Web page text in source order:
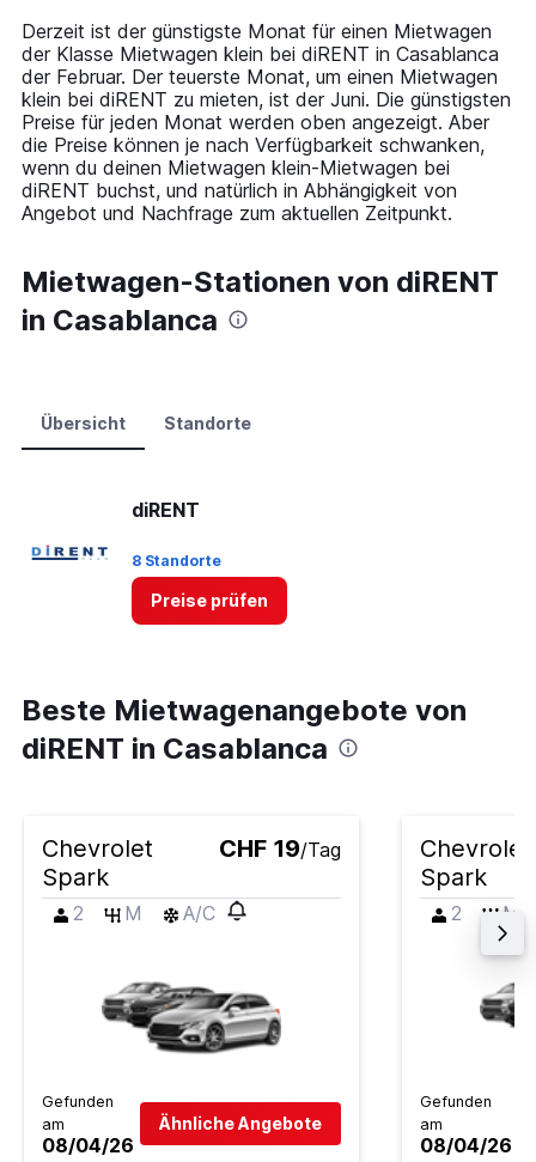
14
categories.
The
chart
has
1
Y
axis
displaying
values.
0
to
60.
Derzeit ist der günstigste Monat für einen Mietwagen
der Klasse Mietwagen klein bei diRENT in Casablanca
der Februar. Der teuerste Monat, um einen Mietwagen
klein bei diRENT zu mieten, ist der Juni. Die günstigsten
Preise für jeden Monat werden oben angezeigt. Aber
die Preise können je nach Verfügbarkeit schwanken,
wenn du deinen Mietwagen klein-Mietwagen bei
diRENT buchst, und natürlich in Abhängigkeit von
Angebot und Nachfrage zum aktuellen Zeitpunkt.
Mietwagen-Stationen von diRENT
in Casablanca
Übersicht Standorte
diRENT
8 Standorte
Preise prüfen
Beste Mietwagenangebote von
diRENT in Casablanca
Chevrolet
Spark
CHF 19/Tag
2 M A/C
Gefunden
am
08/04/26
Ähnliche Angebote
Chevrolet
Spark
2 M
Gefunden
am
08/04/26